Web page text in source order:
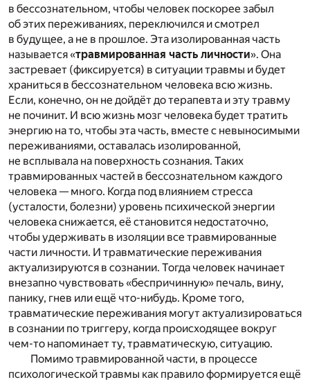
в бессознательном, чтобы человек поскорее забыл
об этих переживаниях, переключился и смотрел
в будущее, а не в прошлое. Эта изолированная часть
называется «травмированная часть личности». Она
застревает (фиксируется) в ситуации травмы и будет
храниться в бессознательном человека всю жизнь.
Если, конечно, он не дойдёт до терапевта и эту травму
не починит. И всю жизнь мозг человека будет тратить
энергию на то, чтобы эта часть, вместе с невыносимыми
переживаниями, оставалась изолированной,
не всплывала на поверхность сознания. Таких
травмированных частей в бессознательном каждого
человека — много. Когда под влиянием стресса
(усталости, болезни) уровень психической энергии
человека снижается, её становится недостаточно,
чтобы удерживать в изоляции все травмированные
части личности. И травматические переживания
актуализируются в сознании. Тогда человек начинает
внезапно чувствовать «беспричинную» печаль, вину,
панику, гнев или ещё что-нибудь. Кроме того,
травматические переживания могут актуализироваться
в сознании по триггеру, когда происходящее вокруг
чем-то напоминает ту, травматическую, ситуацию.
Помимо травмированной части, в процессе
психологической травмы как правило формируется ещё